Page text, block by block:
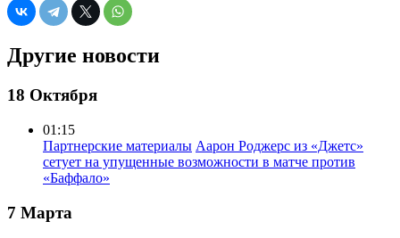
Другие новости
18 Октября
01:15
Партнерские материалы Аарон Роджерс из «Джетс»
сетует на упущенные возможности в матче против
«Баффало»
7 Марта